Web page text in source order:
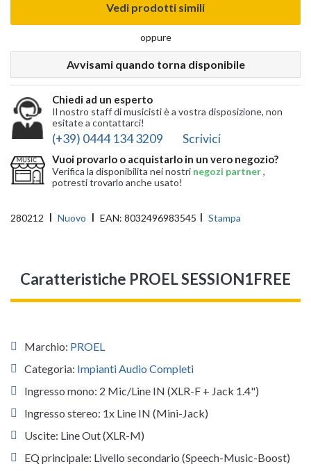
Vedi prodotti simili
oppure
Avvisami quando torna disponibile
Chiedi ad un esperto
Il nostro staff di musicisti è a vostra disposizione, non
esitate a contattarci!
(+39) 0444 134 3209 Scrivici
Vuoi provarlo o acquistarlo in un vero negozio?
Verifica la disponibilita nei nostri negozi partner,
potresti trovarlo anche usato!
280212 Nuovo EAN: 8032496983545 Stampa
Caratteristiche PROEL SESSION1FREE
Marchio: PROEL
Categoria: Impianti Audio Completi
Ingresso mono: 2 Mic/Line IN (XLR-F + Jack 1.4")
Ingresso stereo: 1x Line IN (Mini-Jack)
Uscite: Line Out (XLR-M)
EQ principale: Livello secondario (Speech-Music-Boost)